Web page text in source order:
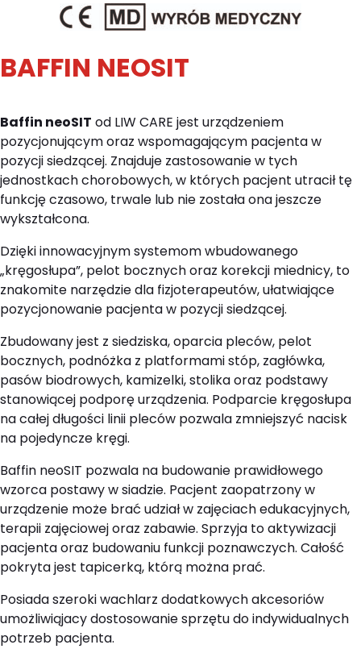
BAFFIN NEOSIT
Baffin neoSIT od LIW CARE jest urządzeniem
pozycjonującym oraz wspomagającym pacjenta w
pozycji siedzącej. Znajduje zastosowanie w tych
jednostkach chorobowych, w których pacjent utracił tę
funkcję czasowo, trwale lub nie została ona jeszcze
wykształcona.
Dzięki innowacyjnym systemom wbudowanego
„kręgosłupa”, pelot bocznych oraz korekcji miednicy, to
znakomite narzędzie dla fizjoterapeutów, ułatwiające
pozycjonowanie pacjenta w pozycji siedzącej.
Zbudowany jest z siedziska, oparcia pleców, pelot
bocznych, podnóżka z platformami stóp, zagłówka,
pasów biodrowych, kamizelki, stolika oraz podstawy
stanowiącej podporę urządzenia. Podparcie kręgosłupa
na całej długości linii pleców pozwala zmniejszyć nacisk
na pojedyncze kręgi.
Baffin neoSIT pozwala na budowanie prawidłowego
wzorca postawy w siadzie. Pacjent zaopatrzony w
urządzenie może brać udział w zajęciach edukacyjnych,
terapii zajęciowej oraz zabawie. Sprzyja to aktywizacji
pacjenta oraz budowaniu funkcji poznawczych. Całość
pokryta jest tapicerką, którą można prać.
Posiada szeroki wachlarz dodatkowych akcesoriów
umożliwiąjacy dostosowanie sprzętu do indywidualnych
potrzeb pacjenta.